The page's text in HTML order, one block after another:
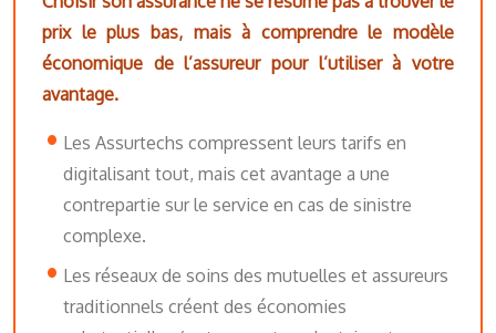
prix le plus bas, mais à comprendre le modèle
économique de l’assureur pour l’utiliser à votre
avantage.
Les Assurtechs compressent leurs tarifs en
digitalisant tout, mais cet avantage a une
contrepartie sur le service en cas de sinistre
complexe.
Les réseaux de soins des mutuelles et assureurs
traditionnels créent des économies